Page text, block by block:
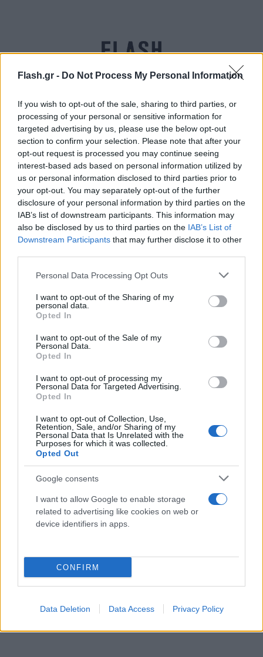
Flash.gr - Do Not Process My Personal Information
If you wish to opt-out of the sale, sharing to third parties, or
processing of your personal or sensitive information for
targeted advertising by us, please use the below opt-out
section to confirm your selection. Please note that after your
opt-out request is processed you may continue seeing
interest-based ads based on personal information utilized by
us or personal information disclosed to third parties prior to
your opt-out. You may separately opt-out of the further
disclosure of your personal information by third parties on the
IAB’s list of downstream participants. This information may
also be disclosed by us to third parties on the IAB’s List of
Downstream Participants that may further disclose it to other
Please note that this website/app uses one or more Google
not limited to your visit or usage behaviour. You may click to
grant or deny consent to Google and its third-party tags to
use your data for below specified purposes in below Google
consent section.
Personal Data Processing Opt Outs
I want to opt-out of the Sharing of my
personal data.
Opted In
I want to opt-out of the Sale of my
Personal Data.
Opted In
I want to opt-out of processing my
Personal Data for Targeted Advertising.
Opted In
I want to opt-out of Collection, Use,
Retention, Sale, and/or Sharing of my
Personal Data that Is Unrelated with the
Purposes for which it was collected.
Opted Out
Google consents
I want to allow Google to enable storage
related to advertising like cookies on web or
device identifiers in apps.
CONFIRM
Data Deletion Data Access Privacy Policy
Βραζιλία: Ο Λούλα προηγείται με διψήφια
διαφορά στις δημοσκοπήσεις του Μπολσονάριο
30.05.2022 21:46
Γιώργος
Δημητρόπουλος
Μπολσονάρου: Συνέδεσε τα εμβόλια του
κορονοϊού με το AIDS - Μπλόκο από το You Tube
26.10.2021 08:57
ζήτησαν την αποπομπή του
03.10.2021 12:20